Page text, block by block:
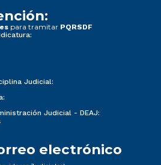
para tramitar PQRSDF
Judicial:
Judicial - DEAJ:
electrónico